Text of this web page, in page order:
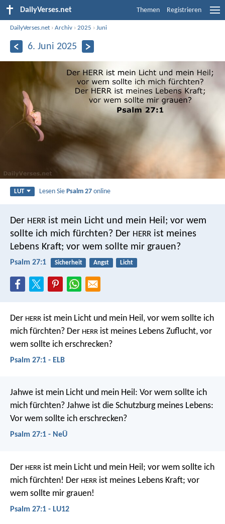
DailyVerses.net Themen Registrieren
DailyVerses.net ›Archiv ›2025 ›Juni
6. Juni 2025
LUT Lesen SiePsalm 27 online
Der HERR ist mein Licht und mein Heil; vor wem
sollte ich mich fürchten? Der HERR ist meines
Lebens Kraft; vor wem sollte mir grauen?
Psalm 27:1 Sicherheit Angst Licht
Der HERR ist mein Licht und mein Heil, vor wem sollte ich
mich fürchten? Der HERR ist meines Lebens Zuflucht, vor
wem sollte ich erschrecken?
Psalm 27:1 - ELB
Jahwe ist mein Licht und mein Heil: Vor wem sollte ich
mich fürchten? Jahwe ist die Schutzburg meines Lebens:
Vor wem sollte ich erschrecken?
Psalm 27:1 - NeÜ
Der HERR ist mein Licht und mein Heil; vor wem sollte ich
mich fürchten! Der HERR ist meines Lebens Kraft; vor
wem sollte mir grauen!
Psalm 27:1 - LU12